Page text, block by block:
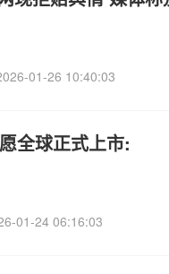
01-26 10:40:03
全球正式上市:
01-24 06:16:03